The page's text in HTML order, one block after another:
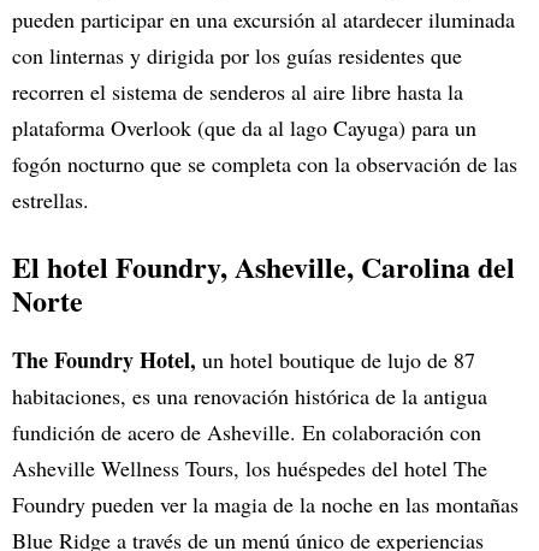
pueden participar en una excursión al atardecer iluminada
con linternas y dirigida por los guías residentes que
recorren el sistema de senderos al aire libre hasta la
plataforma Overlook (que da al lago Cayuga) para un
fogón nocturno que se completa con la observación de las
estrellas.
El hotel Foundry, Asheville, Carolina del
Norte
The Foundry Hotel, un hotel boutique de lujo de 87
habitaciones, es una renovación histórica de la antigua
fundición de acero de Asheville. En colaboración con
Asheville Wellness Tours, los huéspedes del hotel The
Foundry pueden ver la magia de la noche en las montañas
Blue Ridge a través de un menú único de experiencias